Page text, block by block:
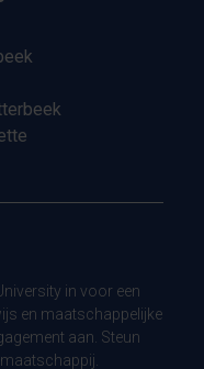
in voor een
en maatschappelijke
aan. Steun